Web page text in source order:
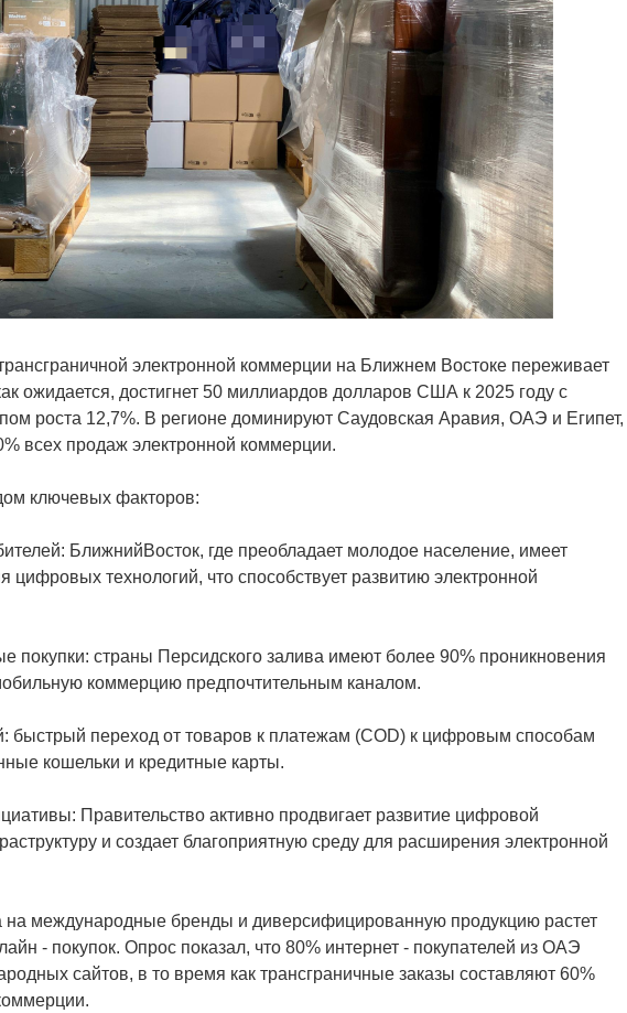
электронной коммерции на Ближнем Востоке переживает
ожидается, достигнет 50 миллиардов долларов США к 2025 году с
роста 12,7%. В регионе доминируют Саудовская Аравия, ОАЭ и Египет,
всех продаж электронной коммерции.
ключевых факторов:
БлижнийВосток, где преобладает молодое население, имеет
цифровых технологий, что способствует развитию электронной
покупки: страны Персидского залива имеют более 90% проникновения
коммерцию предпочтительным каналом.
быстрый переход от товаров к платежам (COD) к цифровым способам
кошельки и кредитные карты.
Правительство активно продвигает развитие цифровой
и создает благоприятную среду для расширения электронной
на международные бренды и диверсифицированную продукцию растет
- покупок. Опрос показал, что 80% интернет - покупателей из ОАЭ
сайтов, в то время как трансграничные заказы составляют 60%